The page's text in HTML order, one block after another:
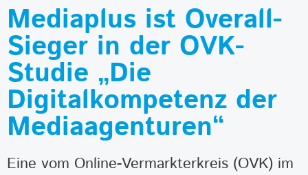
Mediaplus ist Overall-
Sieger in der OVK-
Studie „Die
Digitalkompetenz der
Mediaagenturen“
Eine vom Online-Vermarkterkreis (OVK) im